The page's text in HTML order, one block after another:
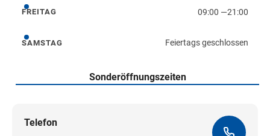
Freitag
FREITAG 09:00 —21:00
Samstag
SAMSTAG Feiertags geschlossen
Sonderöffnungszeiten
Telefon